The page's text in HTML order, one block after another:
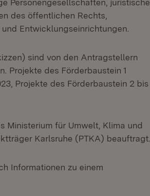
Personengesellschaften, juristische
des öffentlichen Rechts,
Entwicklungseinrichtungen.
sind von den Antragstellern
Projekte des Förderbaustein 1
Projekte des Förderbaustein 2 bis
Ministerium für Umwelt, Klima und
Karlsruhe (PTKA) beauftragt.
Informationen zu einem